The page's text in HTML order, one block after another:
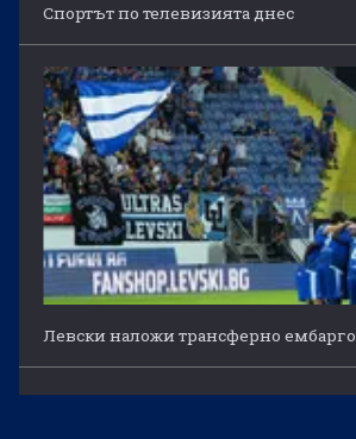
Спортът по телевизията днес
Левски наложи трансферно ембарго